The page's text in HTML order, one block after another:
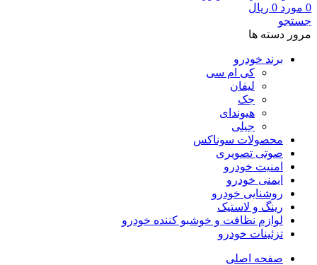
0 مورد 0 ریال
جستجو
مرور دسته ها
برند خودرو
کی ام سی
لیفان
جک
هیوندای
جیلی
محصولات سوناکس
صوتی تصویری
امنیت خودرو
ایمنی خودرو
روشنایی خودرو
رینگ و لاستیک
لوازم نظافت و خوشبو کننده خودرو
تزئینات خودرو
صفحه اصلی